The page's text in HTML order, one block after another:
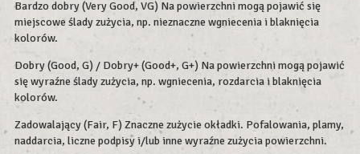
Bardzo dobry (Very Good, VG) Na powierzchni mogą pojawić się
miejscowe ślady zużycia, np. nieznaczne wgniecenia i blaknięcia
kolorów.
Dobry (Good, G) / Dobry+ (Good+, G+) Na powierzchni mogą pojawić
się wyraźne ślady zużycia, np. wgniecenia, rozdarcia i blaknięcia
kolorów.
Zadowalający (Fair, F) Znaczne zużycie okładki. Pofalowania, plamy,
naddarcia, liczne podpisy i/lub inne wyraźne zużycia powierzchni.